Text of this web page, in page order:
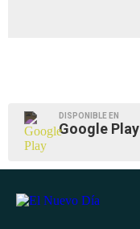
DISPONIBLE EN
Google Play